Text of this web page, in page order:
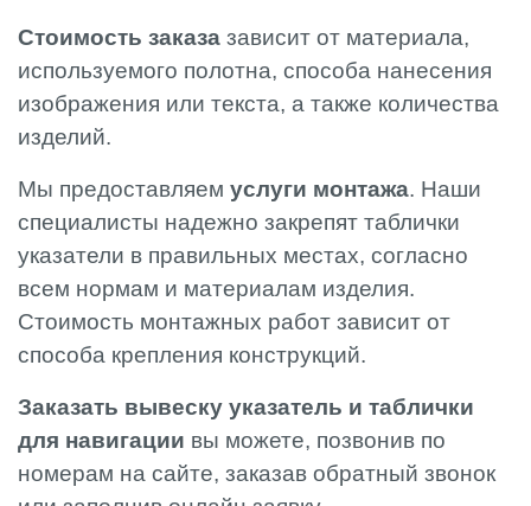
Стоимость заказа зависит от материала,
используемого полотна, способа нанесения
изображения или текста, а также количества
изделий.
Мы предоставляем услуги монтажа. Наши
специалисты надежно закрепят таблички
указатели в правильных местах, согласно
всем нормам и материалам изделия.
Стоимость монтажных работ зависит от
способа крепления конструкций.
Заказать вывеску указатель и таблички
для навигации вы можете, позвонив по
номерам на сайте, заказав обратный звонок